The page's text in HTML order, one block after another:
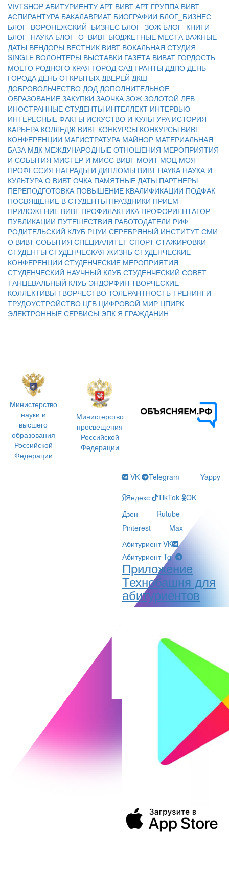
VIVTSHOP АБИТУРИЕНТУ АРТ ВИВТ АРТ ГРУППА ВИВТ
АСПИРАНТУРА БАКАЛАВРИАТ БИОГРАФИИ БЛОГ_БИЗНЕС
БЛОГ_ВОРОНЕЖСКИЙ_БИЗНЕС БЛОГ_ЗОЖ БЛОГ_КНИГИ
БЛОГ_НАУКА БЛОГ_О_ВИВТ БЮДЖЕТНЫЕ МЕСТА ВАЖНЫЕ
ДАТЫ ВЕНДОРЫ ВЕСТНИК ВИВТ ВОКАЛЬНАЯ СТУДИЯ
SINGLE ВОЛОНТЕРЫ ВЫСТАВКИ ГАЗЕТА ВИВАТ ГОРДОСТЬ
МОЕГО РОДНОГО КРАЯ ГОРОД САД ГРАНТЫ ДДПО ДЕНЬ
ГОРОДА ДЕНЬ ОТКРЫТЫХ ДВЕРЕЙ ДКШ
ДОБРОВОЛЬЧЕСТВО ДОД ДОПОЛНИТЕЛЬНОЕ
ОБРАЗОВАНИЕ ЗАКУПКИ ЗАОЧКА ЗОЖ ЗОЛОТОЙ ЛЕВ
ИНОСТРАННЫЕ СТУДЕНТЫ ИНТЕЛЛЕКТ ИНТЕРВЬЮ
ИНТЕРЕСНЫЕ ФАКТЫ ИСКУСТВО И КУЛЬТУРА ИСТОРИЯ
КАРЬЕРА КОЛЛЕДЖ ВИВТ КОНКУРСЫ КОНКУРСЫ ВИВТ
КОНФЕРЕНЦИИ МАГИСТРАТУРА МАЙНОР МАТЕРИАЛЬНАЯ
БАЗА МДК МЕЖДУНАРОДНЫЕ ОТНОШЕНИЯ МЕРОПРИЯТИЯ
И СОБЫТИЯ МИСТЕР И МИСС ВИВТ МОИТ МОЦ МОЯ
ПРОФЕССИЯ НАГРАДЫ И ДИПЛОМЫ ВИВТ НАУКА НАУКА И
КУЛЬТУРА О ВИВТ ОЧКА ПАМЯТНЫЕ ДАТЫ ПАРТНЕРЫ
ПЕРЕПОДГОТОВКА ПОВЫШЕНИЕ КВАЛИФИКАЦИИ ПОДФАК
ПОСВЯЩЕНИЕ В СТУДЕНТЫ ПРАЗДНИКИ ПРИЕМ
ПРИЛОЖЕНИЕ ВИВТ ПРОФИЛАКТИКА ПРОФОРИЕНТАТОР
ПУБЛИКАЦИИ ПУТЕШЕСТВИЯ РАБОТОДАТЕЛИ РИФ
РОДИТЕЛЬСКИЙ КЛУБ РЦУИ СЕРЕБРЯНЫЙ ИНСТИТУТ СМИ
О ВИВТ СОБЫТИЯ СПЕЦИАЛИТЕТ СПОРТ СТАЖИРОВКИ
СТУДЕНТЫ СТУДЕНЧЕСКАЯ ЖИЗНЬ СТУДЕНЧЕСКИЕ
КОНФЕРЕНЦИИ СТУДЕНЧЕСКИЕ МЕРОПРИЯТИЯ
СТУДЕНЧЕСКИЙ НАУЧНЫЙ КЛУБ СТУДЕНЧЕСКИЙ СОВЕТ
ТАНЦЕВАЛЬНЫЙ КЛУБ ЭНДОРФИН ТВОРЧЕСКИЕ
КОЛЛЕКТИВЫ ТВОРЧЕСТВО ТОЛЕРАНТНОСТЬ ТРЕНИНГИ
ТРУДОУСТРОЙСТВО ЦГВ ЦИФРОВОЙ МИР ЦПИРК
ЭЛЕКТРОННЫЕ СЕРВИСЫ ЭПК Я ГРАЖДАНИН
Министерство
науки и
высшего
образования
Российской
Федерации
Министерство
просвещения
Российской
Федерации
VK Telegram
Yappy
Яндекс
TikTok
OK
Дзен
Rutube
Pinterest
Max
Абитуриент VK
Абитуриент Tg
Приложение
Технобашня для
абитуриентов